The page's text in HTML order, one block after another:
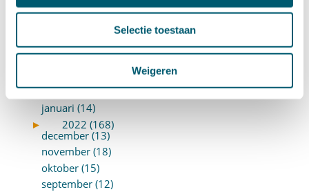
Selectie toestaan
Weigeren
juli (19)
mei (9)
april (13)
februari (16)
januari (14)
►
2022 (168)
december (13)
november (18)
oktober (15)
september (12)